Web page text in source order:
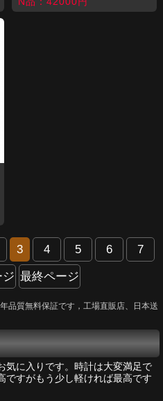
3 4 5 6 7
ジ 最終ページ
品質無料保証です，工場直販店、日本送
気に入りです。時計は大変満足で
ですがもう少し軽ければ最高です